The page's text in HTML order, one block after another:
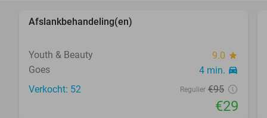
Afslankbehandeling(en)
Youth & Beauty 9.0 star
Goes 4 min. directions_car
Verkocht: 52 Regulier €95
€29